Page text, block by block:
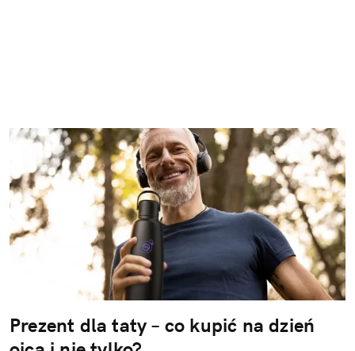
Prezent dla taty – co kupić na dzień